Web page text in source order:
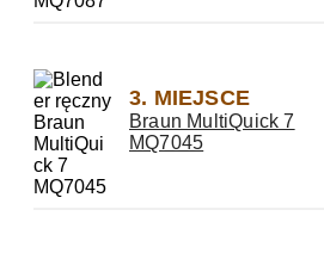
3. MIEJSCE
Braun MultiQuick 7
MQ7045